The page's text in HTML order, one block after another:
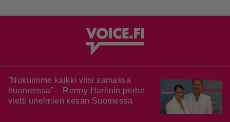
”Nukuimme kaikki viisi samassa
huoneessa” – Renny Harlinin perhe
vietti unelmien kesän Suomessa